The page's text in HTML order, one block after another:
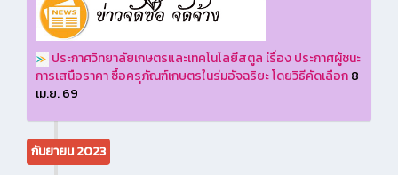
ประกาศวิทยาลัยเกษตรและเทคโนโลยีสตูล เ่รื่อง ประกาศผู้ชนะ
การเสนือราคา ซื้อครุภัณฑ์เกษตรในร่มอัจฉริยะ โดยวิธีคัดเลือก8
เม.ย. 69
กันยายน 2023